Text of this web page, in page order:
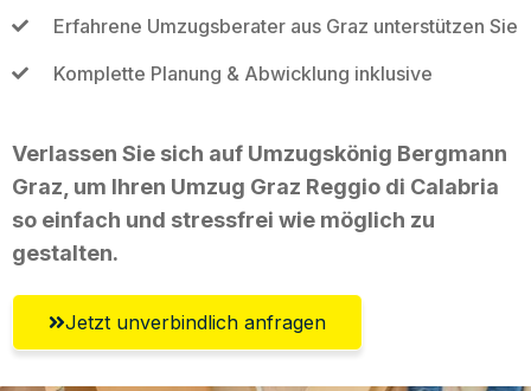
Erfahrene Umzugsberater aus Graz unterstützen Sie
Komplette Planung & Abwicklung inklusive
Verlassen Sie sich auf Umzugskönig Bergmann
Graz, um Ihren Umzug Graz Reggio di Calabria
so einfach und stressfrei wie möglich zu
gestalten.
Jetzt unverbindlich anfragen